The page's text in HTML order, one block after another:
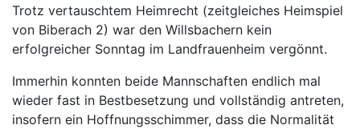
Trotz vertauschtem Heimrecht (zeitgleiches Heimspiel
von Biberach 2) war den Willsbachern kein
erfolgreicher Sonntag im Landfrauenheim vergönnt.
Immerhin konnten beide Mannschaften endlich mal
wieder fast in Bestbesetzung und vollständig antreten,
insofern ein Hoffnungsschimmer, dass die Normalität